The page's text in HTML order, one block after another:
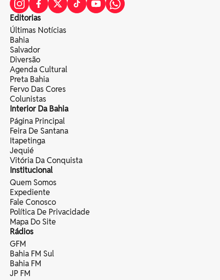
Editorias
Últimas Notícias
Bahia
Salvador
Diversão
Agenda Cultural
Preta Bahia
Fervo Das Cores
Colunistas
Interior Da Bahia
Página Principal
Feira De Santana
Itapetinga
Jequié
Vitória Da Conquista
Institucional
Quem Somos
Expediente
Fale Conosco
Política De Privacidade
Mapa Do Site
Rádios
GFM
Bahia FM Sul
Bahia FM
JP FM